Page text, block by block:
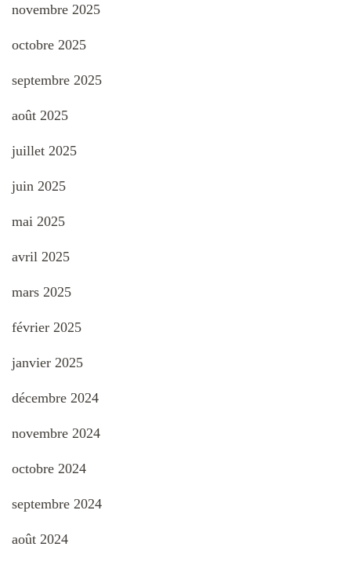
novembre 2025
octobre 2025
septembre 2025
août 2025
juillet 2025
juin 2025
mai 2025
avril 2025
mars 2025
février 2025
janvier 2025
décembre 2024
novembre 2024
octobre 2024
septembre 2024
août 2024